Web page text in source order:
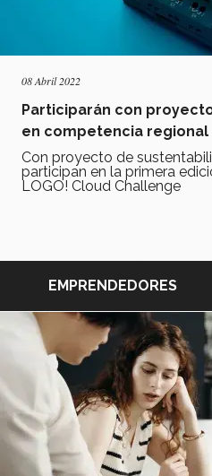
08 Abril 2022
Participarán con
en competencia regional
Con proyecto de
participan en la primera
LOGO! Cloud Challenge
EMPRENDEDORES